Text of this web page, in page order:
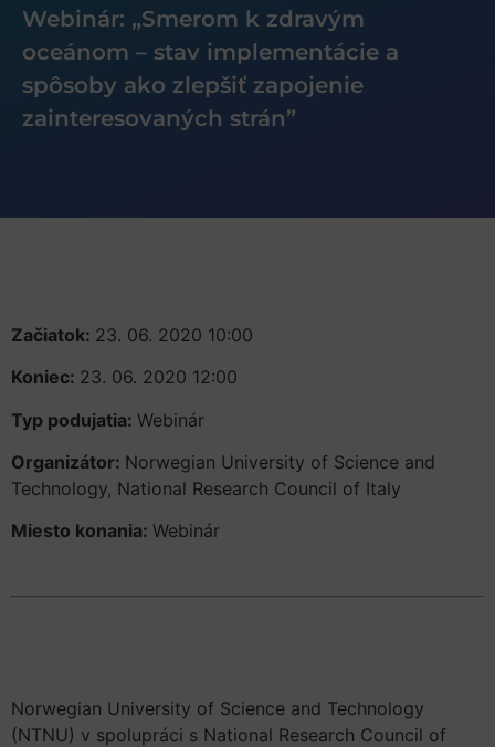
Webinár: „Smerom k zdravým
oceánom – stav implementácie a
spôsoby ako zlepšiť zapojenie
zainteresovaných strán”
Začiatok: 23. 06. 2020 10:00
Koniec: 23. 06. 2020 12:00
Typ podujatia: Webinár
Organizátor: Norwegian University of Science and
Technology, National Research Council of Italy
Miesto konania: Webinár
Norwegian University of Science and Technology
(NTNU) v spolupráci s National Research Council of